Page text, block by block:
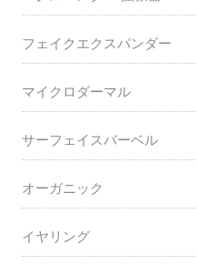
フェイクエクスパンダー
マイクロダーマル
サーフェイスバーベル
オーガニック
イヤリング